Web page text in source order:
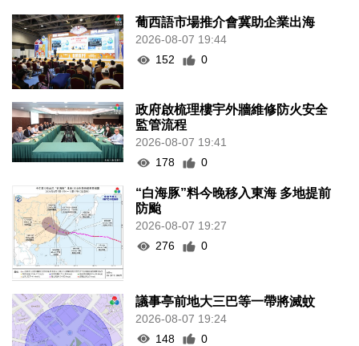
葡西語市場推介會冀助企業出海
2026-08-07 19:44
152
0
政府啟梳理樓宇外牆維修防火安全
監管流程
2026-08-07 19:41
178
0
“白海豚”料今晚移入東海 多地提前
防颱
2026-08-07 19:27
276
0
議事亭前地大三巴等一帶將滅蚊
2026-08-07 19:24
148
0